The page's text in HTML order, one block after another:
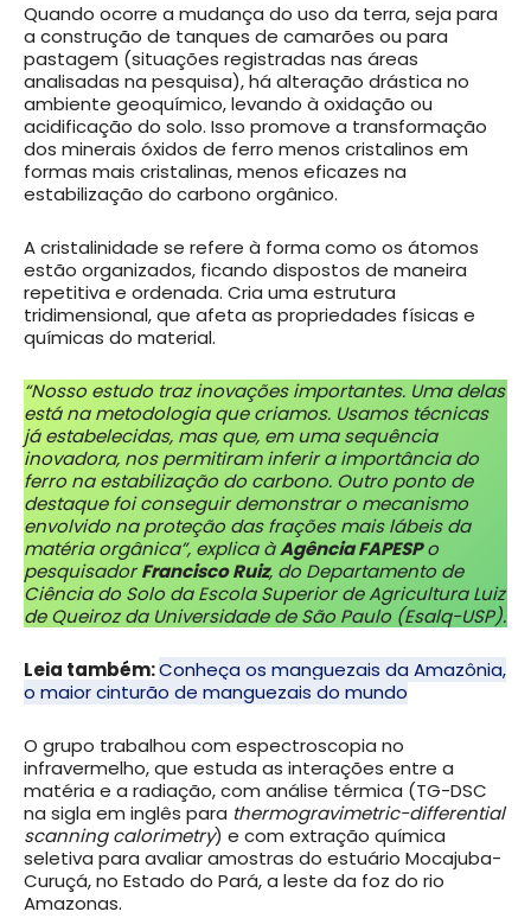
Quando ocorre a mudança do uso da terra, seja para
a construção de tanques de camarões ou para
pastagem (situações registradas nas áreas
analisadas na pesquisa), há alteração drástica no
ambiente geoquímico, levando à oxidação ou
acidificação do solo. Isso promove a transformação
dos minerais óxidos de ferro menos cristalinos em
formas mais cristalinas, menos eficazes na
estabilização do carbono orgânico.
A cristalinidade se refere à forma como os átomos
estão organizados, ficando dispostos de maneira
repetitiva e ordenada. Cria uma estrutura
tridimensional, que afeta as propriedades físicas e
químicas do material.
“Nosso estudo traz inovações importantes. Uma delas
está na metodologia que criamos. Usamos técnicas
já estabelecidas, mas que, em uma sequência
inovadora, nos permitiram inferir a importância do
ferro na estabilização do carbono. Outro ponto de
destaque foi conseguir demonstrar o mecanismo
envolvido na proteção das frações mais lábeis da
matéria orgânica”, explica àAgência FAPESPo
pesquisadorFrancisco Ruiz, do Departamento de
Ciência do Solo da Escola Superior de Agricultura Luiz
de Queiroz da Universidade de São Paulo (Esalq-USP).
Leia também:Conheça os manguezais da Amazônia,
o maior cinturão de manguezais do mundo
O grupo trabalhou com espectroscopia no
infravermelho, que estuda as interações entre a
matéria e a radiação, com análise térmica (TG-DSC
na sigla em inglês para thermogravimetric-differential
scanning calorimetry) e com extração química
seletiva para avaliar amostras do estuário Mocajuba-
Curuçá, no Estado do Pará, a leste da foz do rio
Amazonas.